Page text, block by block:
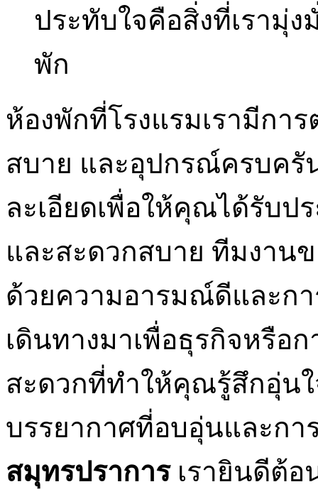
ประทับใจคือสิ่งที่เรามุ่
พัก
ห้องพักที่โรงแรมเรามีกา
สบาย และอุปกรณ์ครบครั
ละเอียดเพื่อให้คุณได้รับ
และสะดวกสบาย ทีมงาน
ด้วยความอารมณ์ดีและก
เดินทางมาเพื่อธุรกิจหรือ
สะดวกที่ทำให้คุณรู้สึกอุ่น
บรรยากาศที่อบอุ่นและก
สมุทรปราการเรายินดีต้อ